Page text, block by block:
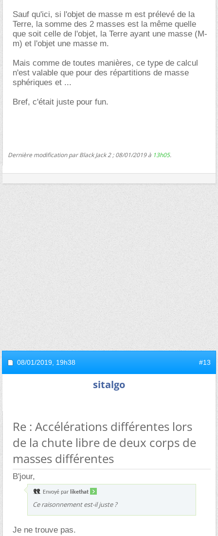
Sauf qu'ici, si l'objet de masse m est prélevé de la
Terre, la somme des 2 masses est la même quelle
que soit celle de l'objet, la Terre ayant une masse (M-
m) et l'objet une masse m.
Mais comme de toutes manières, ce type de calcul
n'est valable que pour des répartitions de masse
sphériques et ...
Bref, c'était juste pour fun.
Dernière modification par Black Jack 2 ; 08/01/2019 à 13h05.
08/01/2019, 19h38 #13
sitalgo
Re : Accélérations différentes lors
de la chute libre de deux corps de
masses différentes
B'jour,
Envoyé par likethat
Ce raisonnement est-il juste ?
Je ne trouve pas.